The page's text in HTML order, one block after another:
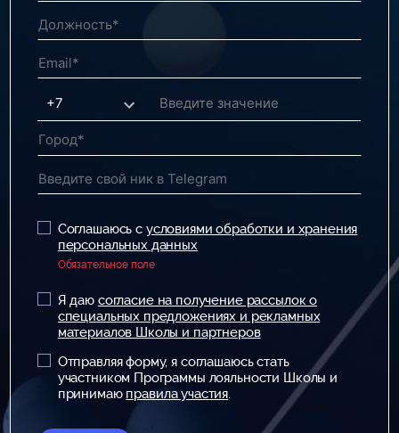
Соглашаюсь с условиями обработки и хранения
персональных данных
Обязательное поле
Я даю согласие на получение рассылок о
специальных предложениях и рекламных
материалов Школы и партнеров
Отправляя форму, я соглашаюсь стать
участником Программы лояльности Школы и
принимаю правила участия.